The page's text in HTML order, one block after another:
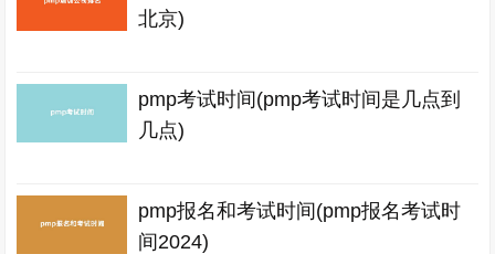
北京)
pmp考试时间(pmp考试时间是几点到
几点)
pmp报名和考试时间(pmp报名考试时
间2024)